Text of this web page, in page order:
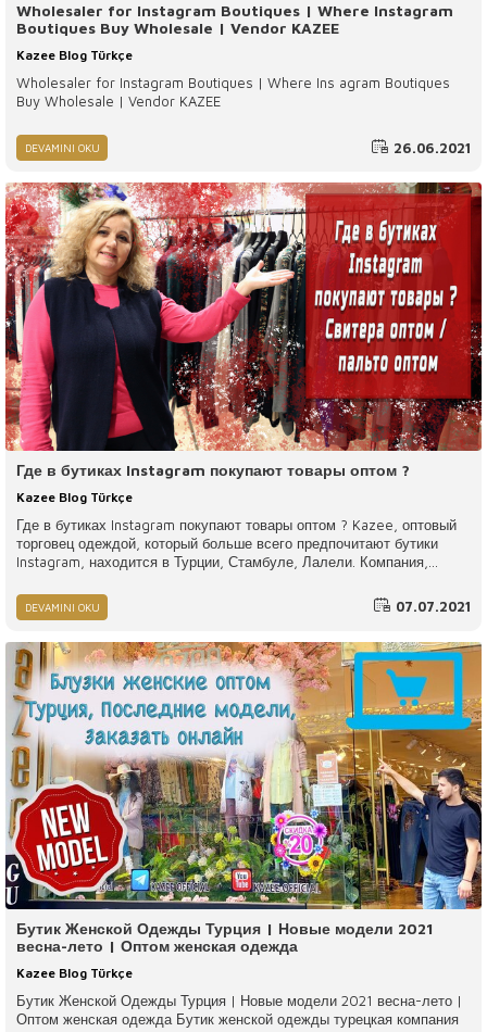
Wholesaler for Instagram Boutiques | Where Instagram
Boutiques Buy Wholesale | Vendor KAZEE
Kazee Blog Türkçe
Wholesaler for Instagram Boutiques | Where Ins agram Boutiques
Buy Wholesale | Vendor KAZEE
DEVAMINI OKU 26.06.2021
Где в бутиках Instagram покупают товары оптом ?
Kazee Blog Türkçe
Где в бутиках Instagram покупают товары оптом ? Kazee, оптовый
торговец одеждой, который больше всего предпочитают бутики
Instagram, находится в Турции, Стамбуле, Лалели. Компания,
Трикотаж, брюки, чесаный хлопок, блузки, юбки, пальто, рубашки,
джинсы, платья, маски и многие другие товары для своих клиентов.
DEVAMINI OKU 07.07.2021
Бутик Женской Одежды Турция | Новые модели 2021
весна-лето | Оптом женская одежда
Kazee Blog Türkçe
Бутик Женской Одежды Турция | Новые модели 2021 весна-лето |
Оптом женская одежда Бутик женской одежды турецкая компания